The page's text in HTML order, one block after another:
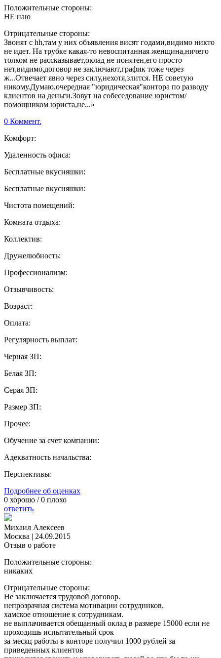
Положительные стороны:
НЕ наю
Отрицательные стороны:
Звонят с hh,там у них объявления висят годами,видимо никто
не идет. На трубке какая-то невоспитанная женщина,ничего
толком не рассказывает,оклад не понятен,его просто
нет,видимо,договор не заключают,график тоже через
ж...Отвечает явно через силу,нехотя,злится. НЕ советую
никому.Думаю,очередная "юридическая"контора по разводу
клиентов на деньги.Зовут на собеседование юристом/
помощником юриста,не...»
0 Коммент.
Комфорт:
Удаленность офиса:
Бесплатные вкусняшки:
Бесплатные вкусняшки:
Чистота помещений:
Комната отдыха:
Коллектив:
Дружелюбность:
Профессионализм:
Отзывчивость:
Возраст:
Оплата:
Регулярность выплат:
Черная ЗП:
Белая ЗП:
Серая ЗП:
Размер ЗП:
Прочее:
Обучение за счет компании:
Адекватность начальства:
Перспективы:
Подробнее об оценках
0 хорошо /0 плохо
ответить
Михаил Алексеев
Москва | 24.09.2015
Отзыв о работе
Положительные стороны:
никаких
Отрицательные стороны:
Не заключается трудовой договор.
непрозрачная система мотивации сотрудников.
хамское отношение к сотрудникам.
не выплачивается обещанный оклад в размере 15000 если не
проходишь испытательный срок
за месяц работы в конторе получил 1000 рублей за
приведенных клиентов